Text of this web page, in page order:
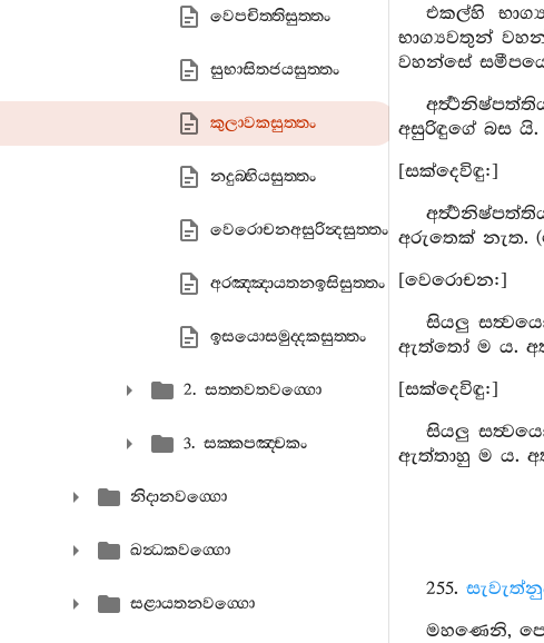
වෙපචිත‍්තිසුත‍්තං
සුභාසිතජයසුත‍්තං
කුලාවකසුත‍්තං
නදුබ‍්භියසුත‍්තං
වෙරොචනඅසුරින්‍දසුත‍්තං
අරඤ‍්ඤායතනඉසිසුත‍්තං
ඉසයොසමුද‍්දකසුත‍්තං
2. සත‍්තවතවග‍්ගො
3. සක‍්කපඤ‍්චකං
නිදානවග‍්ගො
ඛන්‍ධකවග‍්ගො
සළායතනවග‍්ගො
එකල්හි
භාග්‍යවතුන්
වහන්සේ
අසුරිඳුගේ බස යි.
[සක්දෙවිඳු:]
අරුතෙක් නැත.
[වෙරොචන:]
සියලු
ඇත්තෝ ම ය.
[සක්දෙවිඳු:]
සියලු
ඇත්තාහු ම ය.
255.
මහණෙනි,